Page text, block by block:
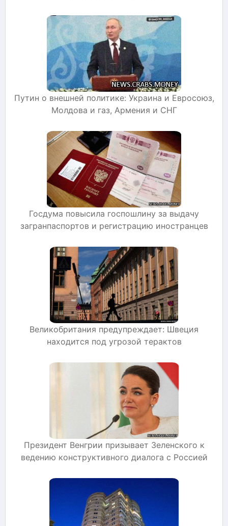
Путин о внешней политике: Украина и Евросоюз,
Молдова и газ, Армения и СНГ
Госдума повысила госпошлину за выдачу
загранпаспортов и регистрацию иностранцев
Великобритания предупреждает: Швеция
находится под угрозой терактов
Президент Венгрии призывает Зеленского к
ведению конструктивного диалога с Россией